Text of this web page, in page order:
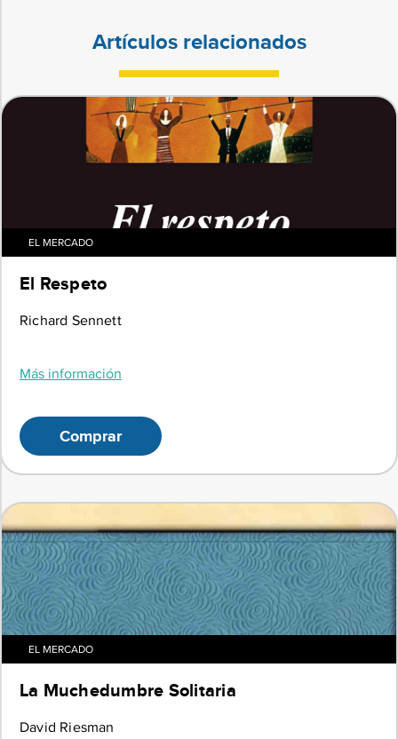
Artículos relacionados
EL MERCADO
El Respeto
Richard Sennett
Más información
Comprar
EL MERCADO
La Muchedumbre Solitaria
David Riesman